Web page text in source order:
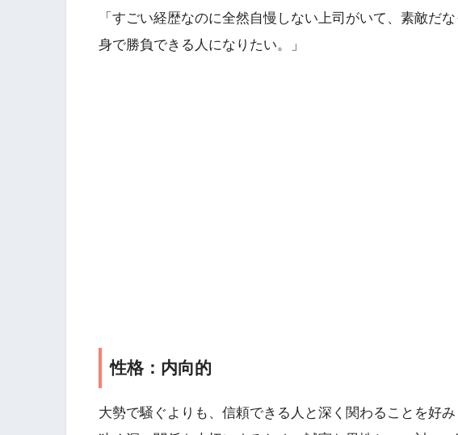
「すごい経歴なのに全然自慢しない上司がいて、素敵だ
身で勝負できる人になりたい。」
性格：内向的
大勢で騒ぐよりも、信頼できる人と深く関わることを好